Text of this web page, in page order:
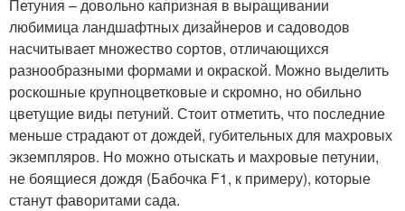
Петуния – довольно капризная в выращивании
любимица ландшафтных дизайнеров и садоводов
насчитывает множество сортов, отличающихся
разнообразными формами и окраской. Можно выделить
роскошные крупноцветковые и скромно, но обильно
цветущие виды петуний. Стоит отметить, что последние
меньше страдают от дождей, губительных для махровых
экземпляров. Но можно отыскать и махровые петунии,
не боящиеся дождя (Бабочка F1, к примеру), которые
станут фаворитами сада.